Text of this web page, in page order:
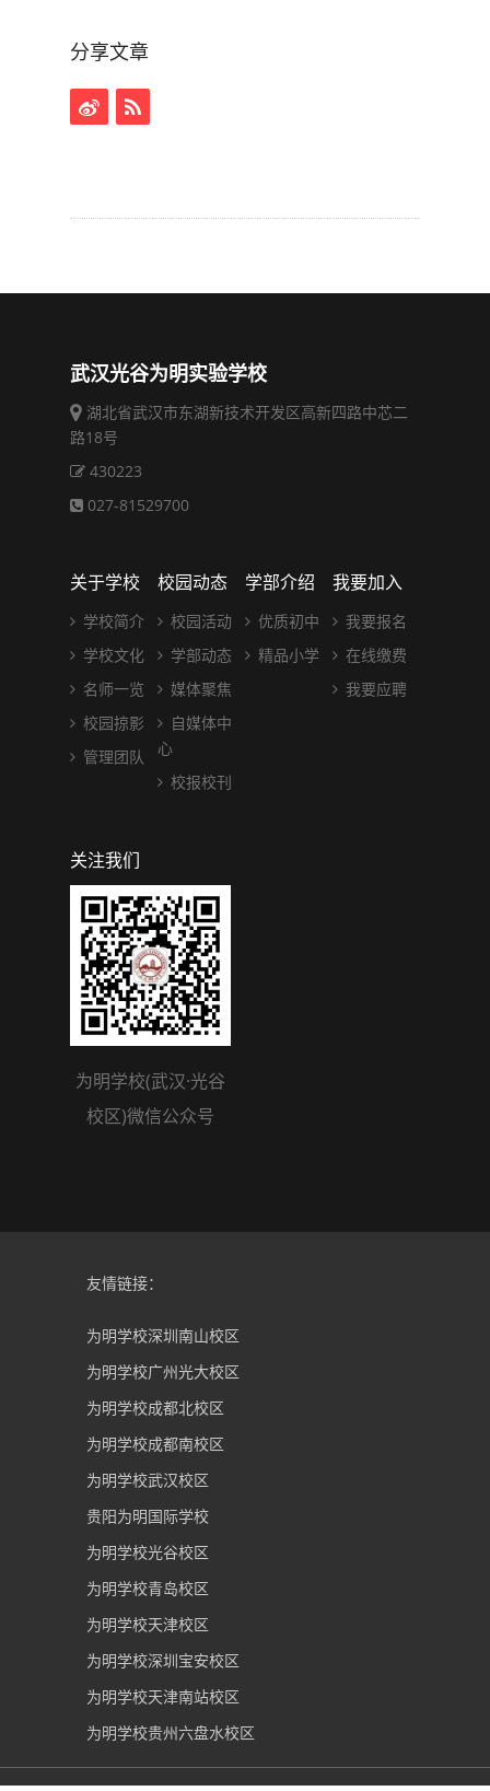
分享文章
武汉光谷为明实验学校
湖北省武汉市东湖新技术开发区高新四路中芯二
路18号
430223
027-81529700
关于学校
学校简介
学校文化
名师一览
校园掠影
管理团队
校园动态
校园活动
学部动态
媒体聚焦
自媒体中
心
校报校刊
学部介绍
优质初中
精品小学
我要加入
我要报名
在线缴费
我要应聘
关注我们
为明学校(武汉·光谷
校区)微信公众号
友情链接：
为明学校深圳南山校区
为明学校广州光大校区
为明学校成都北校区
为明学校成都南校区
为明学校武汉校区
贵阳为明国际学校
为明学校光谷校区
为明学校青岛校区
为明学校天津校区
为明学校深圳宝安校区
为明学校天津南站校区
为明学校贵州六盘水校区